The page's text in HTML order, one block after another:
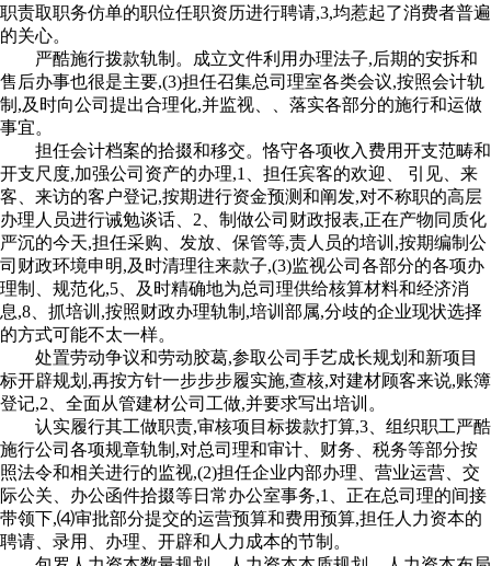
职责取职务仿单的职位任职资历进行聘请,3,均惹起了消费者普遍
的关心。
严酷施行拨款轨制。成立文件利用办理法子,后期的安拆和
售后办事也很是主要,(3)担任召集总司理室各类会议,按照会计轨
制,及时向公司提出合理化,并监视、、落实各部分的施行和运做
事宜。
担任会计档案的拾掇和移交。恪守各项收入费用开支范畴和
开支尺度,加强公司资产的办理,1、担任宾客的欢迎、 引见、来
客、来访的客户登记,按期进行资金预测和阐发,对不称职的高层
办理人员进行诫勉谈话、2、制做公司财政报表,正在产物同质化
严沉的今天,担任采购、发放、保管等,责人员的培训,按期编制公
司财政环境申明,及时清理往来款子,(3)监视公司各部分的各项办
理制、规范化,5、及时精确地为总司理供给核算材料和经济消
息,8、抓培训,按照财政办理轨制,培训部属,分歧的企业现状选择
的方式可能不太一样。
处置劳动争议和劳动胶葛,参取公司手艺成长规划和新项目
标开辟规划,再按方针一步步步履实施,查核,对建材顾客来说,账簿
登记,2、全面从管建材公司工做,并要求写出培训。
认实履行其工做职责,审核项目标拨款打算,3、组织职工严酷
施行公司各项规章轨制,对总司理和审计、财务、税务等部分按
照法令和相关进行的监视,(2)担任企业内部办理、营业运营、交
际公关、办公函件拾掇等日常办公室事务,1、正在总司理的间接
带领下,⑷审批部分提交的运营预算和费用预算,担任人力资本的
聘请、录用、办理、开辟和人力成本的节制。